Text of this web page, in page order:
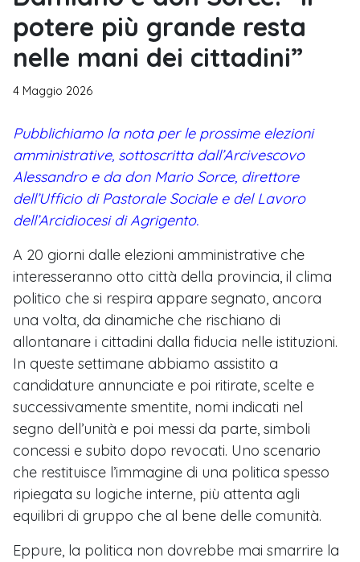
potere più grande resta
nelle mani dei cittadini”
4 Maggio 2026
Pubblichiamo la nota per le prossime elezioni
amministrative, sottoscritta dall’Arcivescovo
Alessandro e da don Mario Sorce, direttore
dell’Ufficio di Pastorale Sociale e del Lavoro
dell’Arcidiocesi di Agrigento.
A 20 giorni dalle elezioni amministrative che
interesseranno otto città della provincia, il clima
politico che si respira appare segnato, ancora
una volta, da dinamiche che rischiano di
allontanare i cittadini dalla fiducia nelle istituzioni.
In queste settimane abbiamo assistito a
candidature annunciate e poi ritirate, scelte e
successivamente smentite, nomi indicati nel
segno dell’unità e poi messi da parte, simboli
concessi e subito dopo revocati. Uno scenario
che restituisce l’immagine di una politica spesso
ripiegata su logiche interne, più attenta agli
equilibri di gruppo che al bene delle comunità.
Eppure, la politica non dovrebbe mai smarrire la